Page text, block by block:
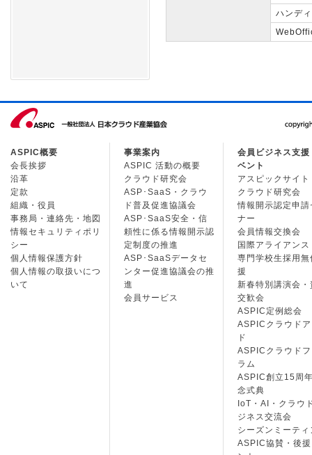
ハンデ
ASPIC概要
会長挨拶
沿革
定款
組織・役員
事務局・連絡先・地図
情報セキュリティポリ
シー
個人情報保護方針
個人情報の取扱いにつ
いて
事業案内
ASPIC 活動の概要
クラウド研究会
ASP･SaaS・クラウ
ド普及促進協議会
ASP･SaaS安全・信
頼性に係る情報開示認
定制度の推進
ASP･SaaSデータセ
ンター促進協議会の推
進
会員サービス
会員ビジネス支援
ベント
アスピックサイト
クラウド研究会
情報開示認定申請
ナー
会員情報交換会
国際アライアンス
専門学校生採用無
援
新春特別講演会・
交歓会
ASPIC定例総会
ASPICクラウド
ド
ASPICクラウド
ラム
ASPIC創立15周
念式典
IoT・AI・クラウ
ジネス交流会
シーズンミーティ
ASPIC協賛・後